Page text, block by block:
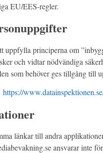
EU/EES-regler.
uppfylla principerna om
och vidtar nödvändiga
som behöver ges tillgång
https://
länkar till andra
ansvarar inte